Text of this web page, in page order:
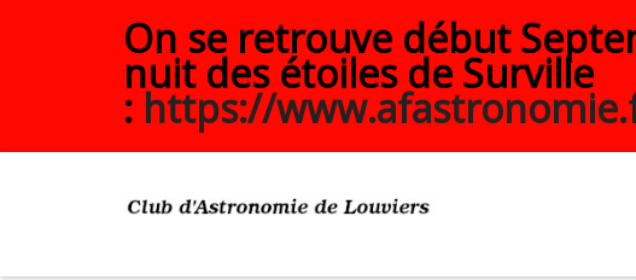
On se retrouve début
nuit des étoiles de Surville
: https://